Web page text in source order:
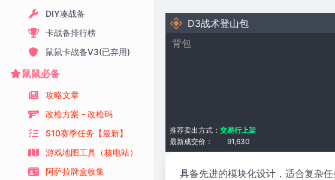
DIY凑战备
卡战备排行榜
鼠鼠卡战备V3(已弃用)
鼠鼠必备
攻略文章
改枪方案 - 改枪码
S10赛季任务【最新】
游戏地图工具（核电站）
阿萨拉牌盒收集
D3战术登山包
背包
最新成交价： 91,630
推荐卖出方式： 交易行上架
具备先进的模块化设计，适合复杂